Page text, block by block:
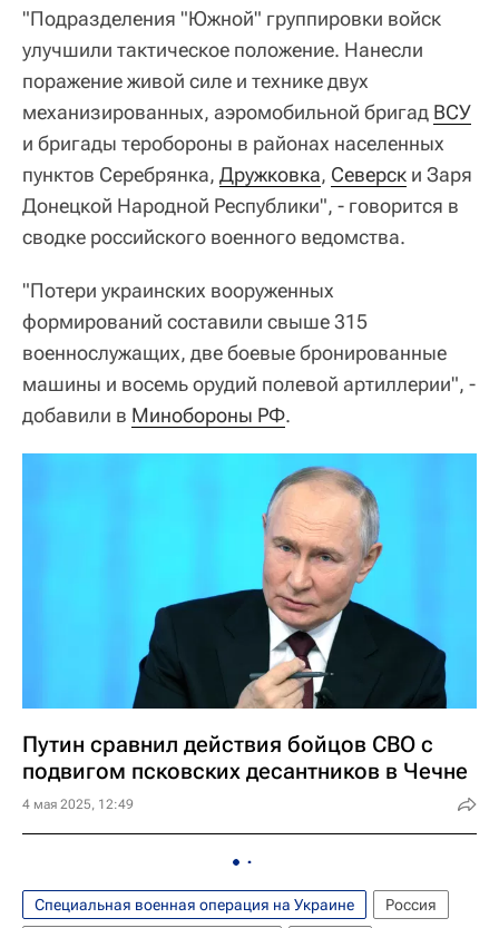
"Подразделения "Южной" группировки войск
улучшили тактическое положение. Нанесли
поражение живой силе и технике двух
механизированных, аэромобильной бригад ВСУ
и бригады теробороны в районах населенных
пунктов Серебрянка, Дружковка, Северск и Заря
Донецкой Народной Республики", - говорится в
сводке российского военного ведомства.
"Потери украинских вооруженных
формирований составили свыше 315
военнослужащих, две боевые бронированные
машины и восемь орудий полевой артиллерии", -
добавили в Минобороны РФ.
Путин сравнил действия бойцов СВО с
подвигом псковских десантников в Чечне
4 мая 2025, 12:49
Специальная военная операция на Украине
Россия